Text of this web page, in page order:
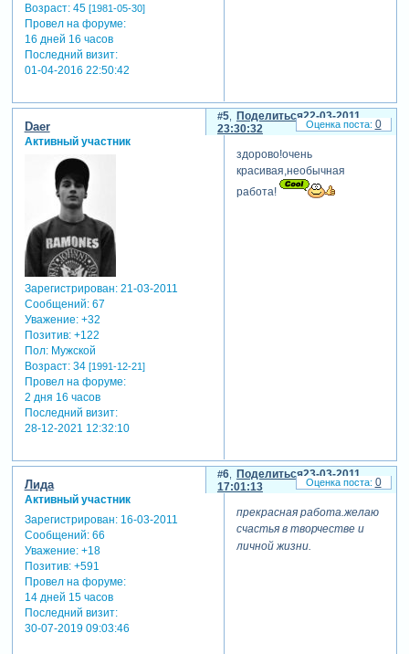
Возраст:45 [1981-05-30]
Провел на форуме:
16 дней 16 часов
Последний визит:
01-04-2016 22:50:42
Поделиться
5
22-03-2011
23:30:32
Daer
Активный участник
Зарегистрирован: 21-03-2011
Сообщений:67
Уважение: +32
Позитив: +122
Пол:Мужской
Возраст:34 [1991-12-21]
Провел на форуме:
2 дня 16 часов
Последний визит:
28-12-2021 12:32:10
здорово!очень
красивая,необычная
работа!
0
Поделиться
6
23-03-2011
17:01:13
Лида
Активный участник
Зарегистрирован: 16-03-2011
Сообщений:66
Уважение: +18
Позитив: +591
Провел на форуме:
14 дней 15 часов
Последний визит:
30-07-2019 09:03:46
прекрасная работа.желаю
счастья в творчестве и
личной жизни.
0